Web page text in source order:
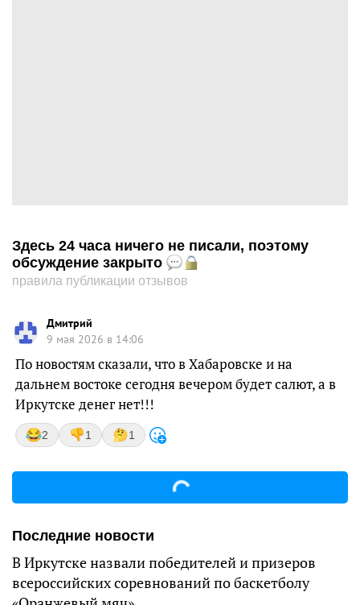
Здесь 24 часа ничего не писали, поэтому
обсуждение закрыто
правила публикации отзывов
Дмитрий
9 мая 2026 в 14:06
По новостям сказали, что в Хабаровске и на
дальнем востоке сегодня вечером будет салют, а в
Иркутске денег нет!!!
2 1 1
Последние новости
В Иркутске назвали победителей и призеров
всероссийских соревнований по баскетболу